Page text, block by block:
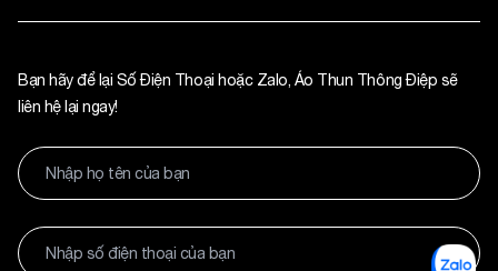
Bạn hãy để lại Số Điện Thoại hoặc Zalo, Áo Thun Thông Điệp sẽ
liên hệ lại ngay!